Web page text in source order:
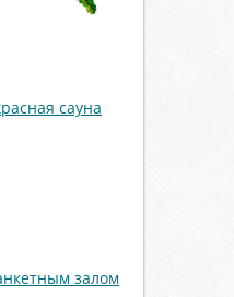
сауна
залом